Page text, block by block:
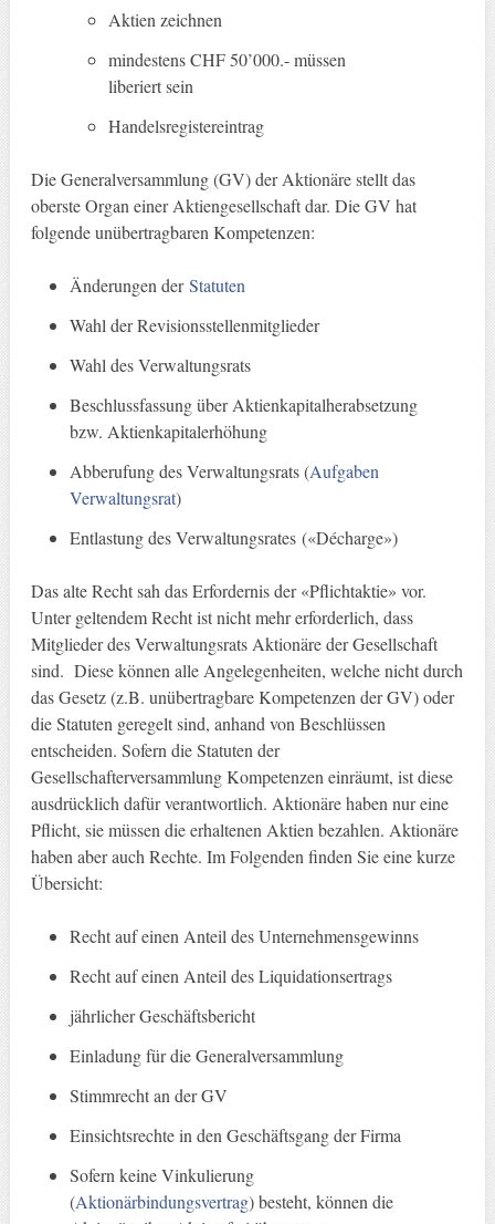
Aktien zeichnen
mindestens CHF 50’000.- müssen
liberiert sein
Handelsregistereintrag
Die Generalversammlung (GV) der Aktionäre stellt das
oberste Organ einer Aktiengesellschaft dar. Die GV hat
folgende unübertragbaren Kompetenzen:
Änderungen derStatuten
Wahl der Revisionsstellenmitglieder
Wahl des Verwaltungsrats
Beschlussfassung über Aktienkapitalherabsetzung
bzw. Aktienkapitalerhöhung
Abberufung des Verwaltungsrats (Aufgaben
Verwaltungsrat)
Entlastung des Verwaltungsrates («Décharge»)
Das alte Recht sah das Erfordernis der «Pflichtaktie» vor.
Unter geltendem Recht ist nicht mehr erforderlich, dass
Mitglieder des Verwaltungsrats Aktionäre der Gesellschaft
sind. Diese können alle Angelegenheiten, welche nicht durch
das Gesetz (z.B. unübertragbare Kompetenzen der GV) oder
die Statuten geregelt sind, anhand von Beschlüssen
entscheiden. Sofern die Statuten der
Gesellschafterversammlung Kompetenzen einräumt, ist diese
ausdrücklich dafür verantwortlich. Aktionäre haben nur eine
Pflicht, sie müssen die erhaltenen Aktien bezahlen. Aktionäre
haben aber auch Rechte. Im Folgenden finden Sie eine kurze
Übersicht:
Recht auf einen Anteil des Unternehmensgewinns
Recht auf einen Anteil des Liquidationsertrags
jährlicher Geschäftsbericht
Einladung für die Generalversammlung
Stimmrecht an der GV
Einsichtsrechte in den Geschäftsgang der Firma
Sofern keine Vinkulierung
(Aktionärbindungsvertrag) besteht, können die